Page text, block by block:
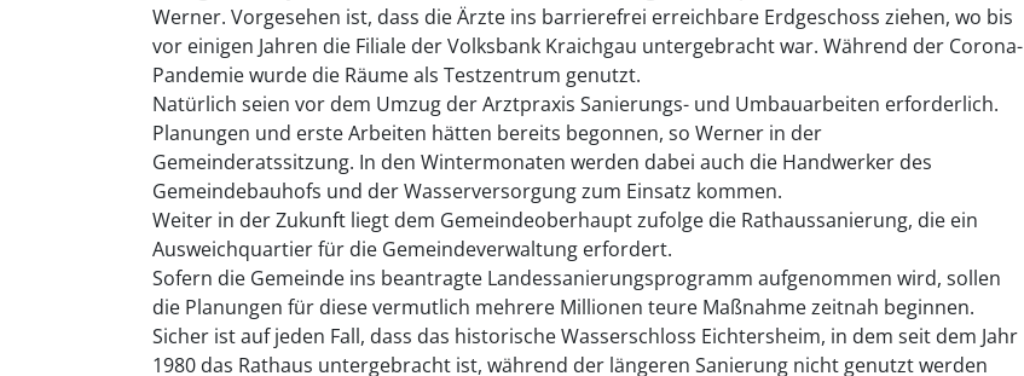
Werner. Vorgesehen ist, dass die Ärzte ins barrierefrei erreichbare Erdgeschoss ziehen, wo bis
vor einigen Jahren die Filiale der Volksbank Kraichgau untergebracht war. Während der Corona-
Pandemie wurde die Räume als Testzentrum genutzt.
Natürlich seien vor dem Umzug der Arztpraxis Sanierungs- und Umbauarbeiten erforderlich.
Planungen und erste Arbeiten hätten bereits begonnen, so Werner in der
Gemeinderatssitzung. In den Wintermonaten werden dabei auch die Handwerker des
Gemeindebauhofs und der Wasserversorgung zum Einsatz kommen.
Weiter in der Zukunft liegt dem Gemeindeoberhaupt zufolge die Rathaussanierung, die ein
Ausweichquartier für die Gemeindeverwaltung erfordert.
Sofern die Gemeinde ins beantragte Landessanierungsprogramm aufgenommen wird, sollen
die Planungen für diese vermutlich mehrere Millionen teure Maßnahme zeitnah beginnen.
Sicher ist auf jeden Fall, dass das historische Wasserschloss Eichtersheim, in dem seit dem Jahr
1980 das Rathaus untergebracht ist, während der längeren Sanierung nicht genutzt werden